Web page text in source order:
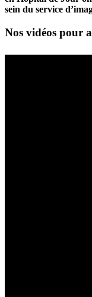
sein du service
Nos vidéos pour